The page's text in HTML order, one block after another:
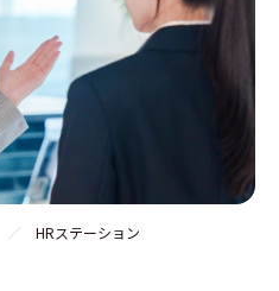
HRステーション